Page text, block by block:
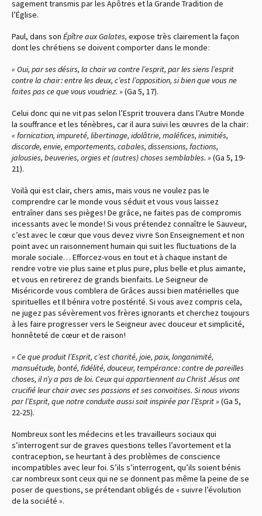
sagement transmis par les Apôtres et la Grande Tradition de
l’Église.
Paul, dans son Épître aux Galates, expose très clairement la façon
dont les chrétiens se doivent comporter dans le monde :
« Oui, par ses désirs, la chair va contre l’esprit, par les siens l’esprit
contre la chair : entre les deux, c’est l’opposition, si bien que vous ne
faites pas ce que vous voudriez. »(Ga 5, 17).
Celui donc qui ne vit pas selon l’Esprit trouvera dans l’Autre Monde
la souffrance et les ténèbres, car il aura suivi les œuvres de la chair :
« fornication, impureté, libertinage, idolâtrie, maléfices, inimitiés,
discorde, envie, emportements, cabales, dissensions, factions,
jalousies, beuveries, orgies et (autres) choses semblables. »(Ga 5, 19-
21).
Voilà qui est clair, chers amis, mais vous ne voulez pas le
comprendre car le monde vous séduit et vous vous laissez
entraîner dans ses pièges ! De grâce, ne faites pas de compromis
incessants avec le monde ! Si vous prétendez connaître le Sauveur,
c’est avec le cœur que vous devez vivre Son Enseignement et non
point avec un raisonnement humain qui suit les fluctuations de la
morale sociale… Efforcez-vous en tout et à chaque instant de
rendre votre vie plus saine et plus pure, plus belle et plus aimante,
et vous en retirerez de grands bienfaits. Le Seigneur de
Miséricorde vous comblera de Grâces aussi bien matérielles que
spirituelles et Il bénira votre postérité. Si vous avez compris cela,
ne jugez pas sévèrement vos frères ignorants et cherchez toujours
à les faire progresser vers le Seigneur avec douceur et simplicité,
honnêteté de cœur et de raison !
« Ce que produit l’Esprit, c’est charité, joie, paix, longanimité,
mansuétude, bonté, fidélité, douceur, tempérance : contre de pareilles
choses, il n’y a pas de loi. Ceux qui appartiennent au Christ Jésus ont
crucifié leur chair avec ses passions et ses convoitises. Si nous vivons
par l’Esprit, que notre conduite aussi soit inspirée par l’Esprit »(Ga 5,
22-25).
Nombreux sont les médecins et les travailleurs sociaux qui
s’interrogent sur de graves questions telles l’avortement et la
contraception, se heurtant à des problèmes de conscience
incompatibles avec leur foi. S’ils s’interrogent, qu’ils soient bénis
car nombreux sont ceux qui ne se donnent pas même la peine de se
poser de questions, se prétendant obligés de « suivre l’évolution
de la société ».